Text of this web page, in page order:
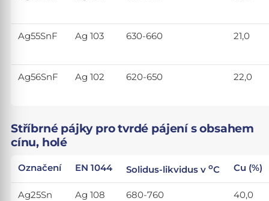
Ag55SnF Ag 103 630-660 21,0
Ag56SnF Ag 102 620-650 22,0
Stříbrné pájky pro tvrdé pájení s obsahem
cínu, holé
Označení EN 1044 Solidus-likvidus voC Cu (%)
Ag25Sn Ag 108 680-760 40,0